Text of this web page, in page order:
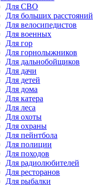
Для СВО
Для больших расстояний
Для велосипедистов
Для военных
Для гор
Для горнолыжников
Для дальнобойщиков
Для дачи
Для детей
Для дома
Для катера
Для леса
Для охоты
Для охраны
Для пейнтбола
Для полиции
Для походов
Для радиолюбителей
Для ресторанов
Для рыбалки